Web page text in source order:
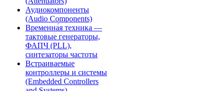
Аудиокомпоненты
(Audio Components)
Временна́я техника —
тактовые генераторы,
ФАПЧ (PLL),
синтезаторы частоты
Встраиваемые
контроллеры и системы
(Embedded Controllers